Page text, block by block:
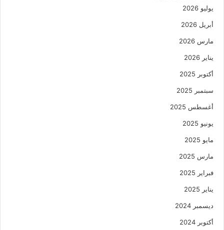
يوليو 2026
أبريل 2026
مارس 2026
يناير 2026
أكتوبر 2025
سبتمبر 2025
أغسطس 2025
يونيو 2025
مايو 2025
مارس 2025
فبراير 2025
يناير 2025
ديسمبر 2024
أكتوبر 2024